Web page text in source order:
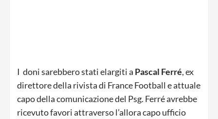
I doni sarebbero stati elargiti a Pascal Ferré, ex
direttore della rivista di France Football e attuale
capo della comunicazione del Psg. Ferré avrebbe
ricevuto favori attraverso l’allora capo ufficio